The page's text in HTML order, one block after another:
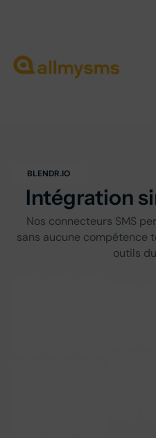
BLENDR.IO
Intégration
Nos connecteurs SMS
sans aucune compétence
outils